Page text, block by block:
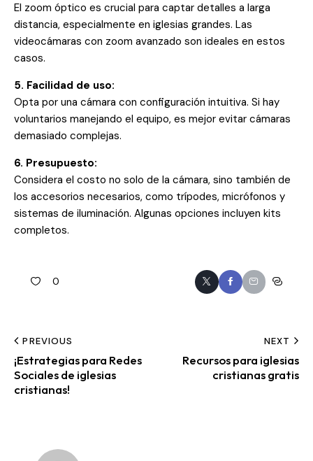
El zoom óptico es crucial para captar detalles a larga
distancia, especialmente en iglesias grandes. Las
videocámaras con zoom avanzado son ideales en estos
casos.
5. Facilidad de uso:
Opta por una cámara con configuración intuitiva. Si hay
voluntarios manejando el equipo, es mejor evitar cámaras
demasiado complejas.
6. Presupuesto:
Considera el costo no solo de la cámara, sino también de
los accesorios necesarios, como trípodes, micrófonos y
sistemas de iluminación. Algunas opciones incluyen kits
completos.
0
PREVIOUS
¡Estrategias para Redes
Sociales de iglesias
cristianas!
NEXT
Recursos para iglesias
cristianas gratis